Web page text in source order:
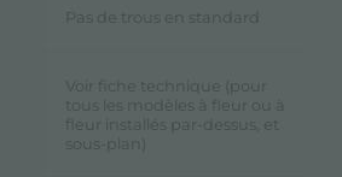
Pas de trous en standard
Voir fiche technique (pour
tous les modèles à fleur ou à
fleur installés par-dessus, et
sous-plan)